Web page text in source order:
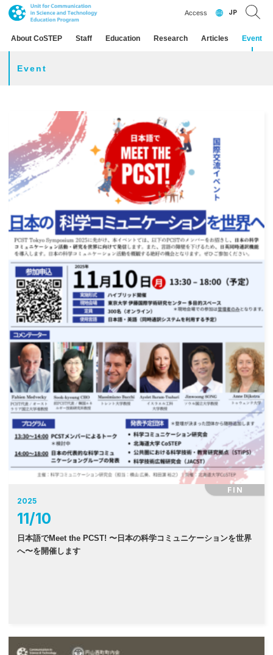
About CoSTEP Staff Education Research Articles Event
Access JP
Event
FIN
2025
11/10
日本語でMeet the PCST! 〜日本の科学コミュニケーションを世界
へ〜を開催します